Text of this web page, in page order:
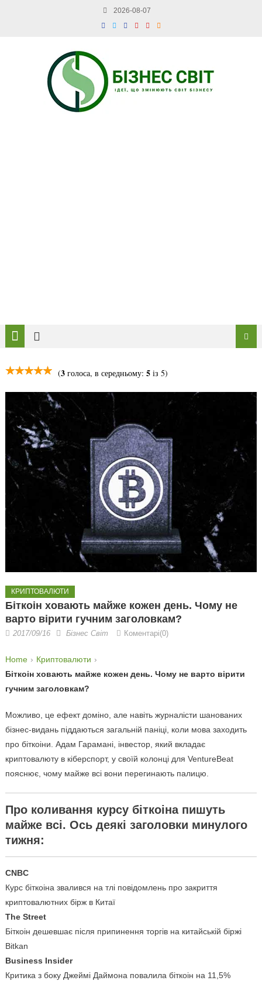
2026-08-07
(3голоса, в середньому: 5із 5)
КРИПТОВАЛЮТИ
Біткоін ховають майже кожен день. Чому не
варто вірити гучним заголовкам?
2017/09/16 Бізнес Світ Коментарі(0)
Home
Криптовалюти
Біткоін ховають майже кожен день. Чому не варто вірити
гучним заголовкам?
Можливо, це ефект доміно, але навіть журналісти шанованих
бізнес-видань піддаються загальній паніці, коли мова заходить
про біткоіни. Адам Гарамані, інвестор, який вкладає
криптовалюту в кіберспорт, у своїй колонці для VentureBeat
пояснює, чому майже всі вони перегинають палицю.
Про коливання курсу біткоіна пишуть
майже всі. Ось деякі заголовки минулого
тижня:
CNBC
Курс біткоіна звалився на тлі повідомлень про закриття
криптовалютних бірж в Китаї
The Street
Біткоін дешевшає після припинення торгів на китайській біржі
Bitkan
Business Insider
Критика з боку Джеймі Даймона повалила біткоін на 11,5%